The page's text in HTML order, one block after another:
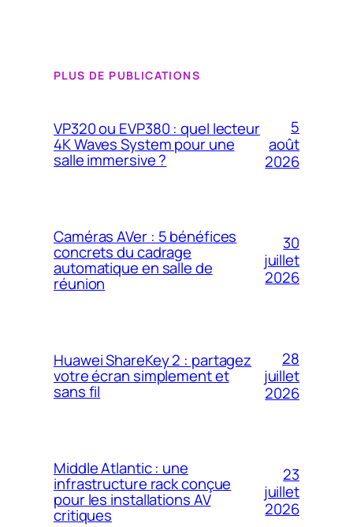
PLUS DE PUBLICATIONS
VP320 ou EVP380 : quel lecteur
4K Waves System pour une
salle immersive ?
5
août
2026
Caméras AVer : 5 bénéfices
concrets du cadrage
automatique en salle de
réunion
30
juillet
2026
Huawei ShareKey 2 : partagez
votre écran simplement et
sans fil
28
juillet
2026
Middle Atlantic : une
infrastructure rack conçue
pour les installations AV
critiques
23
juillet
2026